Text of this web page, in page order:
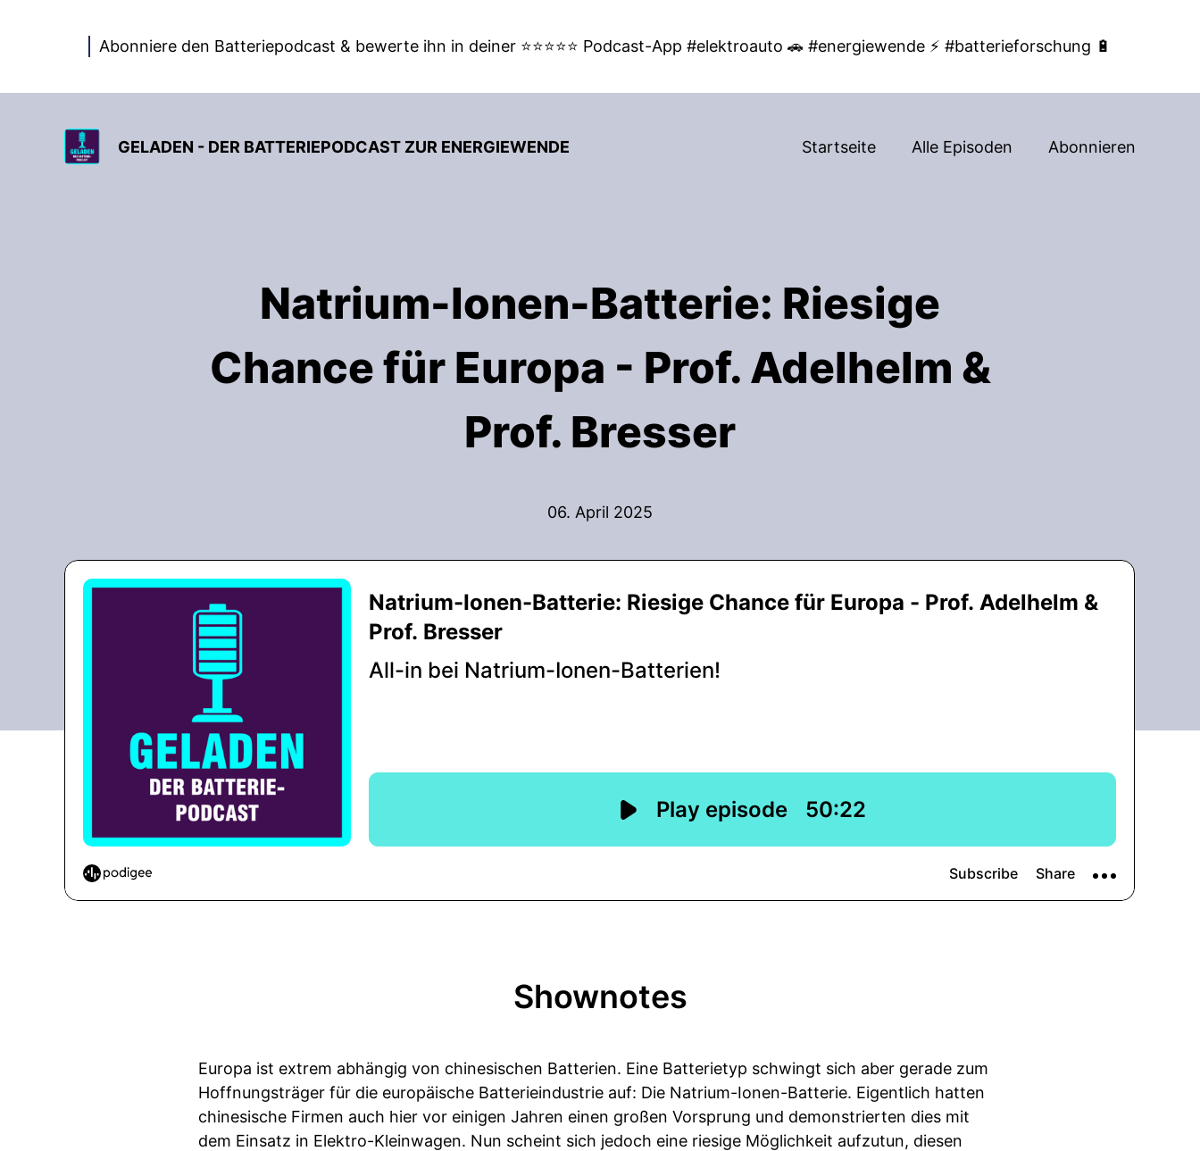
Abonniere den Batteriepodcast & bewerte ihn in deiner ⭐⭐⭐⭐⭐ Podcast-App #elektroauto 🚗 #energiewende ⚡ #batterieforschung 🔋
GELADEN - DER BATTERIEPODCAST ZUR ENERGIEWENDE Startseite Alle Episoden Abonnieren
Natrium-Ionen-Batterie: Riesige
Chance für Europa - Prof. Adelhelm &
Prof. Bresser
06. April 2025
Shownotes
Europa ist extrem abhängig von chinesischen Batterien. Eine Batterietyp schwingt sich aber gerade zum
Hoffnungsträger für die europäische Batterieindustrie auf: Die Natrium-Ionen-Batterie. Eigentlich hatten
chinesische Firmen auch hier vor einigen Jahren einen großen Vorsprung und demonstrierten dies mit
dem Einsatz in Elektro-Kleinwagen. Nun scheint sich jedoch eine riesige Möglichkeit aufzutun, diesen